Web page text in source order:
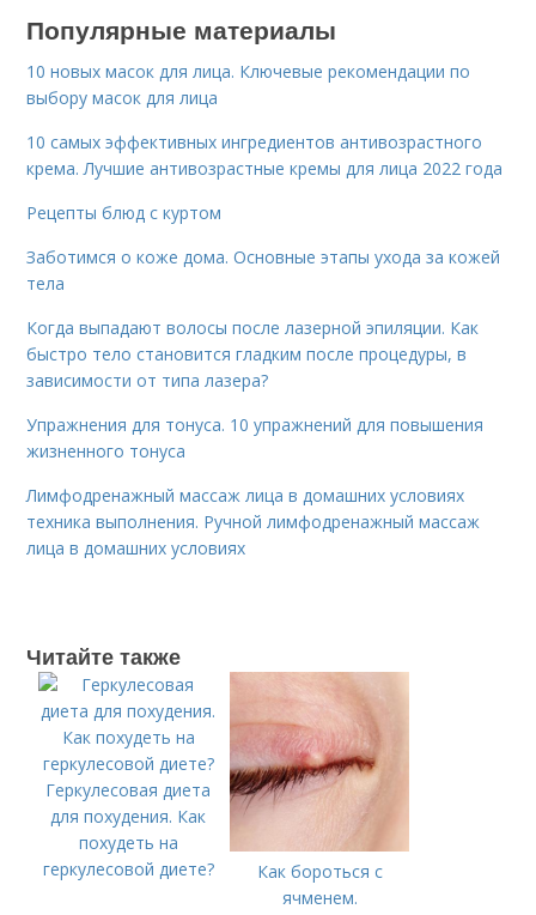
Популярные материалы
10 новых масок для лица. Ключевые рекомендации по
выбору масок для лица
10 самых эффективных ингредиентов антивозрастного
крема. Лучшие антивозрастные кремы для лица 2022 года
Рецепты блюд с куртом
Заботимся о коже дома. Основные этапы ухода за кожей
тела
Когда выпадают волосы после лазерной эпиляции. Как
быстро тело становится гладким после процедуры, в
зависимости от типа лазера?
Упражнения для тонуса. 10 упражнений для повышения
жизненного тонуса
Лимфодренажный массаж лица в домашних условиях
техника выполнения. Ручной лимфодренажный массаж
лица в домашних условиях
Читайте также
Геркулесовая диета
для похудения. Как
похудеть на
геркулесовой диете?
Как бороться с
ячменем.